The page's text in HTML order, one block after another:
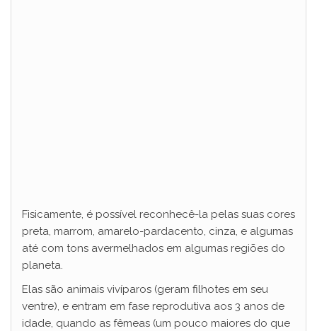
Fisicamente, é possível reconhecê-la pelas suas cores
preta, marrom, amarelo-pardacento, cinza, e algumas
até com tons avermelhados em algumas regiões do
planeta.
Elas são animais vivíparos (geram filhotes em seu
ventre), e entram em fase reprodutiva aos 3 anos de
idade, quando as fêmeas (um pouco maiores do que